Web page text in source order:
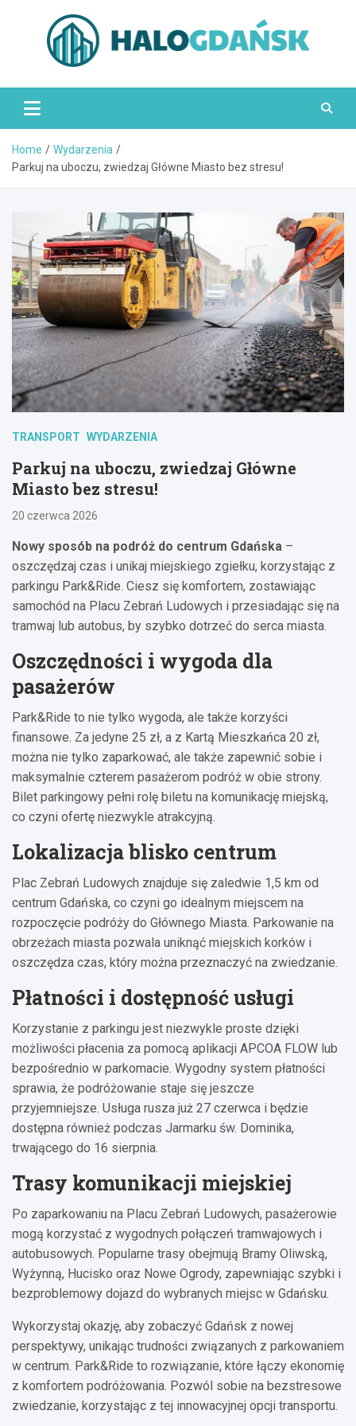
HaloGdańsk.pl
Home
Wydarzenia
Parkuj na uboczu, zwiedzaj Główne Miasto bez stresu!
TRANSPORT WYDARZENIA
Parkuj na uboczu, zwiedzaj Główne
Miasto bez stresu!
20 czerwca 2026
Nowy sposób na podróż do centrum Gdańska –
oszczędzaj czas i unikaj miejskiego zgiełku, korzystając z
parkingu Park&Ride. Ciesz się komfortem, zostawiając
samochód na Placu Zebrań Ludowych i przesiadając się na
tramwaj lub autobus, by szybko dotrzeć do serca miasta.
Oszczędności i wygoda dla
pasażerów
Park&Ride to nie tylko wygoda, ale także korzyści
finansowe. Za jedyne 25 zł, a z Kartą Mieszkańca 20 zł,
można nie tylko zaparkować, ale także zapewnić sobie i
maksymalnie czterem pasażerom podróż w obie strony.
Bilet parkingowy pełni rolę biletu na komunikację miejską,
co czyni ofertę niezwykle atrakcyjną.
Lokalizacja blisko centrum
Plac Zebrań Ludowych znajduje się zaledwie 1,5 km od
centrum Gdańska, co czyni go idealnym miejscem na
rozpoczęcie podróży do Głównego Miasta. Parkowanie na
obrzeżach miasta pozwala uniknąć miejskich korków i
oszczędza czas, który można przeznaczyć na zwiedzanie.
Płatności i dostępność usługi
Korzystanie z parkingu jest niezwykle proste dzięki
możliwości płacenia za pomocą aplikacji APCOA FLOW lub
bezpośrednio w parkomacie. Wygodny system płatności
sprawia, że podróżowanie staje się jeszcze
przyjemniejsze. Usługa rusza już 27 czerwca i będzie
dostępna również podczas Jarmarku św. Dominika,
trwającego do 16 sierpnia.
Trasy komunikacji miejskiej
Po zaparkowaniu na Placu Zebrań Ludowych, pasażerowie
mogą korzystać z wygodnych połączeń tramwajowych i
autobusowych. Popularne trasy obejmują Bramy Oliwską,
Wyżynną, Hucisko oraz Nowe Ogrody, zapewniając szybki i
bezproblemowy dojazd do wybranych miejsc w Gdańsku.
Wykorzystaj okazję, aby zobaczyć Gdańsk z nowej
perspektywy, unikając trudności związanych z parkowaniem
w centrum. Park&Ride to rozwiązanie, które łączy ekonomię
z komfortem podróżowania. Pozwól sobie na bezstresowe
zwiedzanie, korzystając z tej innowacyjnej opcji transportu.